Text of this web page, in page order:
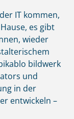
IT kommen,
es gibt
wieder
bildwerk
und
in der
entwickeln –